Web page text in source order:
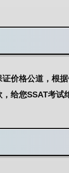
价格公道，根
给您SSAT考试